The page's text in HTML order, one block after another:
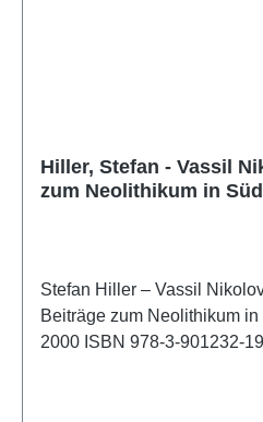
Hiller, Stefan - Vassil Nikolov -
zum Neolithikum in
Stefan Hiller – Vassil
Beiträge zum Neolithikum
2000 ISBN 978-3-901232-